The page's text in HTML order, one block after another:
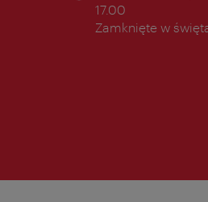
otwarcia:
17.00
Zamknięte w